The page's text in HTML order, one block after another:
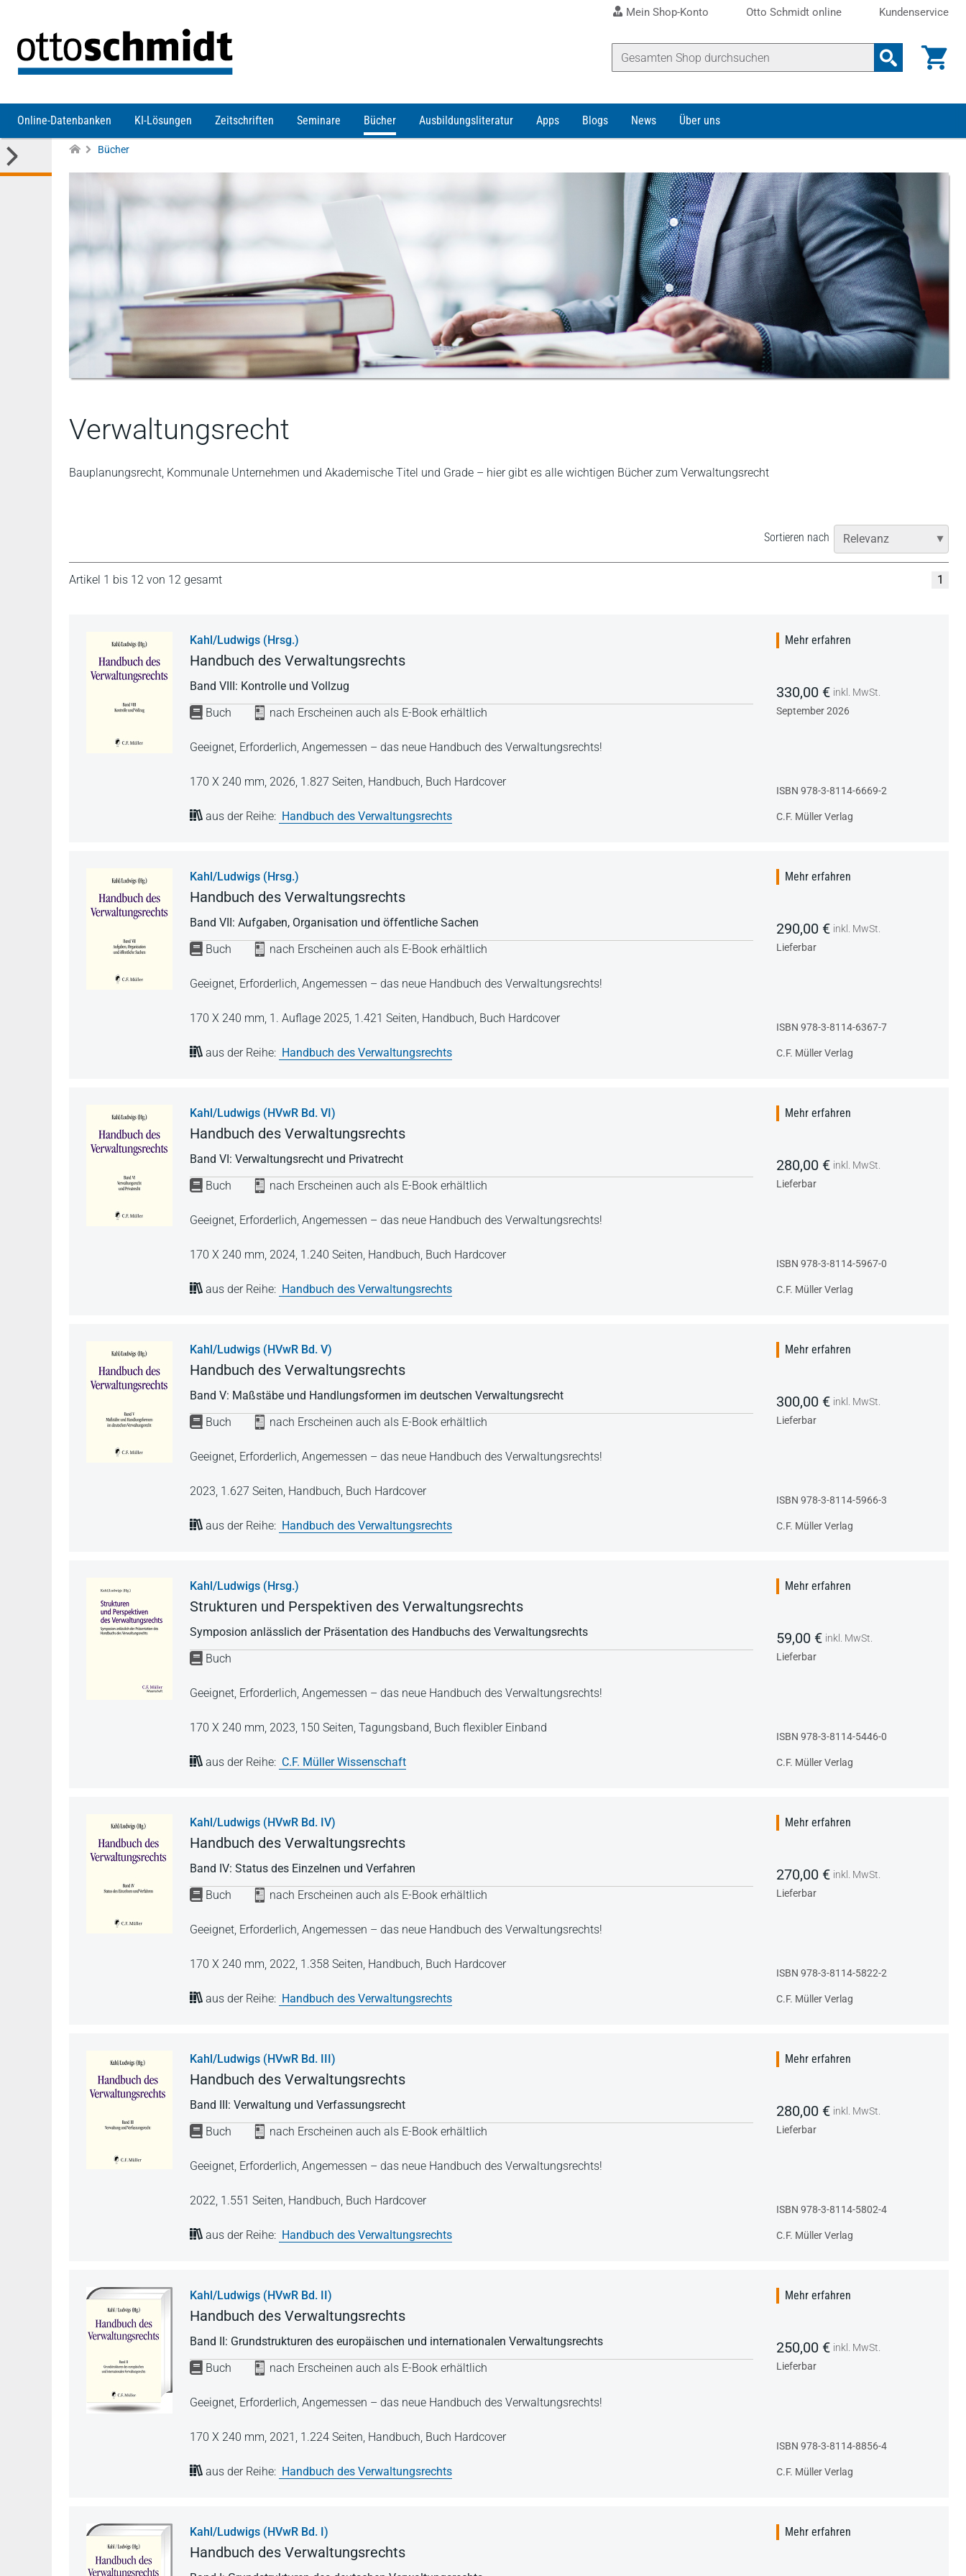
Mein Shop-Konto Otto Schmidt online Kundenservice
Online-Datenbanken KI-Lösungen Zeitschriften Seminare Bücher Ausbildungsliteratur Apps Blogs News Über uns
Bücher
Verwaltungsrecht
Bauplanungsrecht, Kommunale Unternehmen und Akademische Titel und Grade – hier gibt es alle wichtigen Bücher zum Verwaltungsrecht
Sortieren nach
Artikel 1 bis 12 von 12 gesamt 1
Kahl/Ludwigs (Hrsg.)
Handbuch des Verwaltungsrechts
Band VIII: Kontrolle und Vollzug
Buch
nach Erscheinen auch als E-Book erhältlich
Geeignet, Erforderlich, Angemessen – das neue Handbuch des Verwaltungsrechts!
170 X 240 mm, 2026, 1.827 Seiten, Handbuch, Buch Hardcover
aus der Reihe: Handbuch des Verwaltungsrechts
Mehr erfahren
330,00 € inkl. MwSt.
September 2026
ISBN 978-3-8114-6669-2
C.F. Müller Verlag
Kahl/Ludwigs (Hrsg.)
Handbuch des Verwaltungsrechts
Band VII: Aufgaben, Organisation und öffentliche Sachen
Buch
nach Erscheinen auch als E-Book erhältlich
Geeignet, Erforderlich, Angemessen – das neue Handbuch des Verwaltungsrechts!
170 X 240 mm, 1. Auflage 2025, 1.421 Seiten, Handbuch, Buch Hardcover
aus der Reihe: Handbuch des Verwaltungsrechts
Mehr erfahren
290,00 € inkl. MwSt.
Lieferbar
ISBN 978-3-8114-6367-7
C.F. Müller Verlag
Kahl/Ludwigs (HVwR Bd. VI)
Handbuch des Verwaltungsrechts
Band VI: Verwaltungsrecht und Privatrecht
Buch
nach Erscheinen auch als E-Book erhältlich
Geeignet, Erforderlich, Angemessen – das neue Handbuch des Verwaltungsrechts!
170 X 240 mm, 2024, 1.240 Seiten, Handbuch, Buch Hardcover
aus der Reihe: Handbuch des Verwaltungsrechts
Mehr erfahren
280,00 € inkl. MwSt.
Lieferbar
ISBN 978-3-8114-5967-0
C.F. Müller Verlag
Kahl/Ludwigs (HVwR Bd. V)
Handbuch des Verwaltungsrechts
Band V: Maßstäbe und Handlungsformen im deutschen Verwaltungsrecht
Buch
nach Erscheinen auch als E-Book erhältlich
Geeignet, Erforderlich, Angemessen – das neue Handbuch des Verwaltungsrechts!
2023, 1.627 Seiten, Handbuch, Buch Hardcover
aus der Reihe: Handbuch des Verwaltungsrechts
Mehr erfahren
300,00 € inkl. MwSt.
Lieferbar
ISBN 978-3-8114-5966-3
C.F. Müller Verlag
Kahl/Ludwigs (Hrsg.)
Strukturen und Perspektiven des Verwaltungsrechts
Symposion anlässlich der Präsentation des Handbuchs des Verwaltungsrechts
Buch
Geeignet, Erforderlich, Angemessen – das neue Handbuch des Verwaltungsrechts!
170 X 240 mm, 2023, 150 Seiten, Tagungsband, Buch flexibler Einband
aus der Reihe: C.F. Müller Wissenschaft
Mehr erfahren
59,00 € inkl. MwSt.
Lieferbar
ISBN 978-3-8114-5446-0
C.F. Müller Verlag
Kahl/Ludwigs (HVwR Bd. IV)
Handbuch des Verwaltungsrechts
Band IV: Status des Einzelnen und Verfahren
Buch
nach Erscheinen auch als E-Book erhältlich
Geeignet, Erforderlich, Angemessen – das neue Handbuch des Verwaltungsrechts!
170 X 240 mm, 2022, 1.358 Seiten, Handbuch, Buch Hardcover
aus der Reihe: Handbuch des Verwaltungsrechts
Mehr erfahren
270,00 € inkl. MwSt.
Lieferbar
ISBN 978-3-8114-5822-2
C.F. Müller Verlag
Kahl/Ludwigs (HVwR Bd. III)
Handbuch des Verwaltungsrechts
Band III: Verwaltung und Verfassungsrecht
Buch
nach Erscheinen auch als E-Book erhältlich
Geeignet, Erforderlich, Angemessen – das neue Handbuch des Verwaltungsrechts!
2022, 1.551 Seiten, Handbuch, Buch Hardcover
aus der Reihe: Handbuch des Verwaltungsrechts
Mehr erfahren
280,00 € inkl. MwSt.
Lieferbar
ISBN 978-3-8114-5802-4
C.F. Müller Verlag
Kahl/Ludwigs (HVwR Bd. II)
Handbuch des Verwaltungsrechts
Band II: Grundstrukturen des europäischen und internationalen Verwaltungsrechts
Buch
nach Erscheinen auch als E-Book erhältlich
Geeignet, Erforderlich, Angemessen – das neue Handbuch des Verwaltungsrechts!
170 X 240 mm, 2021, 1.224 Seiten, Handbuch, Buch Hardcover
aus der Reihe: Handbuch des Verwaltungsrechts
Mehr erfahren
250,00 € inkl. MwSt.
Lieferbar
ISBN 978-3-8114-8856-4
C.F. Müller Verlag
Kahl/Ludwigs (HVwR Bd. I)
Handbuch des Verwaltungsrechts
Mehr erfahren